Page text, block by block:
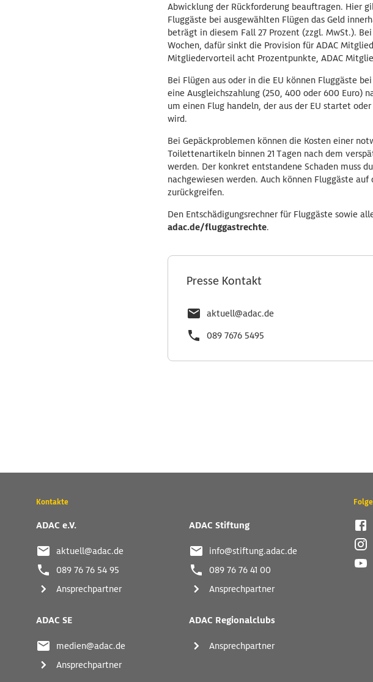
Abwicklung der Rückforderung beauftragen. Hier
Fluggäste bei ausgewählten Flügen das Geld
beträgt in diesem Fall 27 Prozent (zzgl. MwSt.).
Wochen, dafür sinkt die Provision für ADAC
Mitgliedervorteil acht Prozentpunkte, ADAC
Bei Flügen aus oder in die EU können Fluggäste
eine Ausgleichszahlung (250, 400 oder 600 Euro)
um einen Flug handeln, der aus der EU startet
wird.
Bei Gepäckproblemen können die Kosten einer
Toilettenartikeln binnen 21 Tagen nach dem
werden. Der konkret entstandene Schaden muss
nachgewiesen werden. Auch können Fluggäste
zurückgreifen.
Den Entschädigungsrechner für Fluggäste sowie
adac.de/fluggastrechte.
Presse Kontakt
aktuell@adac.de
089 7676 5495
Wichtige
und
Links
Kontakte
ADAC e.V.
aktuell@adac.de
089 76 76 54 95
Ansprechpartner
ADAC Stiftung
info@stiftung.adac.de
089 76 76 41 00
Ansprechpartner
ADAC SE
medien@adac.de
Ansprechpartner
ADAC Regionalclubs
Ansprechpartner